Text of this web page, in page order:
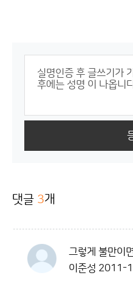
댓글 3개
그렇게 불만이
이준성 2011-